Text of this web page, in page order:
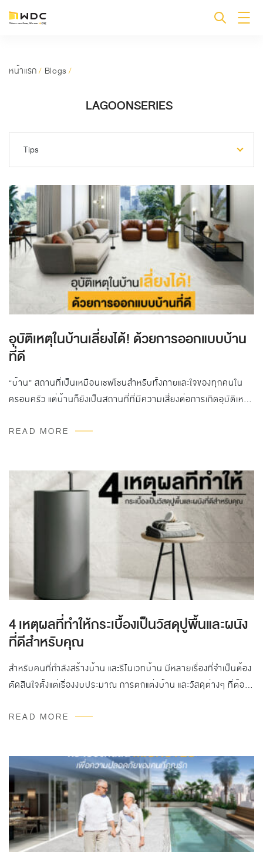
หน้าแรก/ Blogs /
LAGOONSERIES
Tips
อุบัติเหตุในบ้านเลี่ยงได้! ด้วยการออกแบบบ้าน
ที่ดี
“บ้าน” สถานที่เป็นเหมือนเซฟโซนสำหรับทั้งกายและใจของทุกคนใน
ครอบครัว แต่บ้านก็ยังเป็นสถานที่ที่มีความเสี่ยงต่อการเกิดอุบัติเหตุ
แก้ไขได้ด้วยการออกแบบบ้านที่ดี มีส่วนสำคัญที่สามารถลดการเกิด
READ MORE
4 เหตุผลที่ทำให้กระเบื้องเป็นวัสดุปูพื้นและผนัง
ที่ดีสำหรับคุณ
สำหรับคนที่กำลังสร้างบ้าน และรีโนเวทบ้าน มีหลายเรื่องที่จำเป็นต้อง
ตัดสินใจตั้งแต่เรื่องงบประมาณ การตกแต่งบ้าน และวัสดุต่างๆ ที่ต้อง
หลายแบบให้เลือกจนคุณเลือกไม่ถูก “กระเบื้อง” ก็เป็นอีกหนึ่งวัสดุยอด
READ MORE